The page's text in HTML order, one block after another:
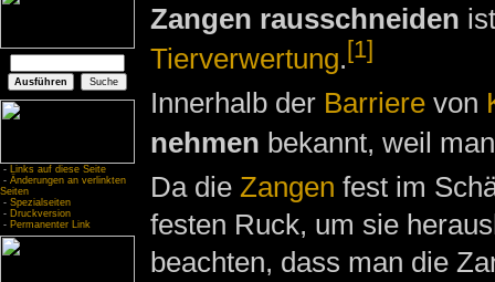
- Links auf diese Seite
- Änderungen an verlinkten
Seiten
- Spezialseiten
- Druckversion
- Permanenter Link
Zangen rausschneiden
Tierverwertung.[1]
Innerhalb der Barrierevon
nehmen bekannt, weil
Da die Zangen fest im
festen Ruck, um sie
beachten, dass man die